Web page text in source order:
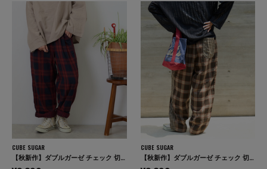
CUBE SUGAR
【秋新作】ダブルガーゼ チェック 切替 イージーパンツ
CUBE SUGAR
【秋新作】ダブルガーゼ チェック 切替 イージーパンツ